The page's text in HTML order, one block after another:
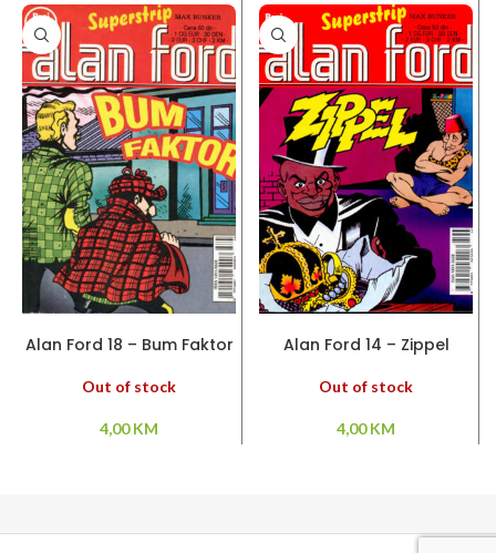
Alan Ford 18 – Bum Faktor
Out of stock
4,00KM
Alan Ford 14 – Zippel
Out of stock
4,00KM